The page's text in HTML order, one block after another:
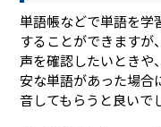
単語帳などで単語を学
することができます
声を確認したいときや
安な単語があった場合
音してもらうと良いで